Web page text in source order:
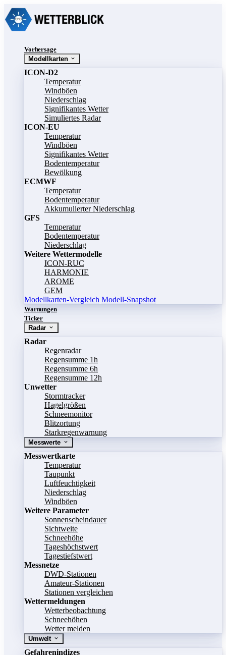
Vorhersage
Modellkarten
ICON-D2
Temperatur
Windböen
Niederschlag
Signifikantes Wetter
Simuliertes Radar
ICON-EU
Temperatur
Windböen
Signifikantes Wetter
Bodentemperatur
Bewölkung
ECMWF
Temperatur
Bodentemperatur
Akkumulierter Niederschlag
GFS
Temperatur
Bodentemperatur
Niederschlag
Weitere Wettermodelle
ICON-RUC
HARMONIE
AROME
GEM
Modellkarten-Vergleich Modell-Snapshot
Warnungen
Ticker
Radar
Radar
Regenradar
Regensumme 1h
Regensumme 6h
Regensumme 12h
Unwetter
Stormtracker
Hagelgrößen
Schneemonitor
Blitzortung
Starkregenwarnung
Messwerte
Messwertkarte
Temperatur
Taupunkt
Luftfeuchtigkeit
Niederschlag
Windböen
Weitere Parameter
Sonnenscheindauer
Sichtweite
Schneehöhe
Tageshöchstwert
Tagestiefstwert
Messnetze
DWD-Stationen
Amateur-Stationen
Stationen vergleichen
Wettermeldungen
Wetterbeobachtung
Schneehöhen
Wetter melden
Umwelt
Gefahrenindizes